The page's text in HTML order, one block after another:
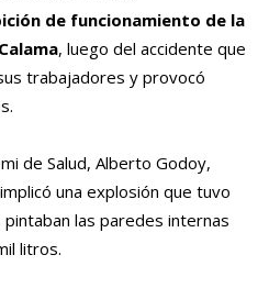
de funcionamiento de la
, luego del accidente que
trabajadores y provocó
de Salud, Alberto Godoy,
una explosión que tuvo
las paredes internas
litros.